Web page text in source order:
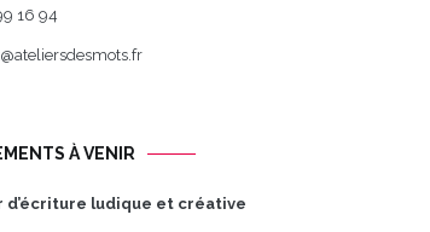
16 94
À VENIR
d’écriture ludique et créative